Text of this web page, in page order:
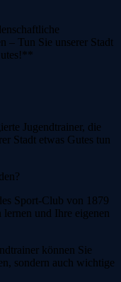
– Tun Sie unserer Stadt
Jugendtrainer, die
Stadt etwas Gutes tun
Sport-Club von 1879
und Ihre eigenen
können Sie
sondern auch wichtige